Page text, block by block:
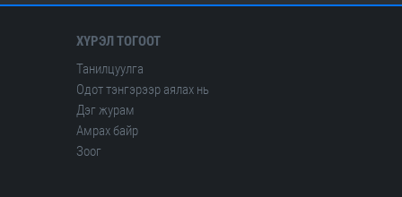
ХҮРЭЛ ТОГООТ
Танилцуулга
Одот тэнгэрээр аялах нь
Дэг журам
Амрах байр
Зоог